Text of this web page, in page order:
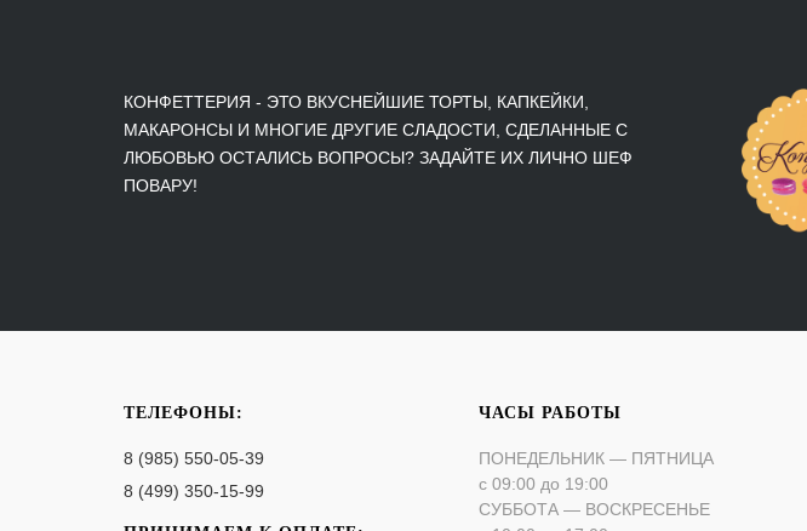
КОНФЕТТЕРИЯ - ЭТО ВКУСНЕЙШИЕ ТОРТЫ, КАПКЕЙКИ,
МАКАРОНСЫ И МНОГИЕ ДРУГИЕ СЛАДОСТИ, СДЕЛАННЫЕ С
ЛЮБОВЬЮ ОСТАЛИСЬ ВОПРОСЫ? ЗАДАЙТЕ ИХ ЛИЧНО ШЕФ
ПОВАРУ!
ТЕЛЕФОНЫ:
8 (985) 550-05-39
8 (499) 350-15-99
ЧАСЫ РАБОТЫ
ПОНЕДЕЛЬНИК — ПЯТНИЦА
с 09:00 до 19:00
СУББОТА — ВОСКРЕСЕНЬЕ